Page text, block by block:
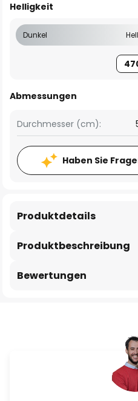
Helligkeit
Dunkel Hell
Abmessungen
Durchmesser (cm):
Haben Sie
Produktbeschreibung
Produktdetails
Bewertungen